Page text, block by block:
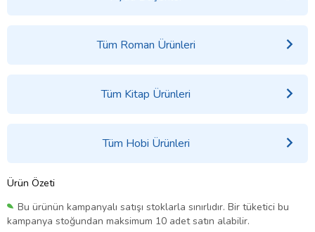
Tüm Roman Ürünleri
Tüm Kitap Ürünleri
Tüm Hobi Ürünleri
Ürün Özeti
Bu ürünün kampanyalı satışı stoklarla sınırlıdır. Bir tüketici bu
kampanya stoğundan maksimum 10 adet satın alabilir.